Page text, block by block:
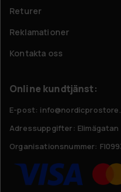
Returer
Reklamationer
Kontakta oss
Online kundtjänst:
E-post:
Adressuppgifter:
Organisationsnummer: